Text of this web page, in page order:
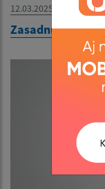
12.03.2025
Zasadnutie